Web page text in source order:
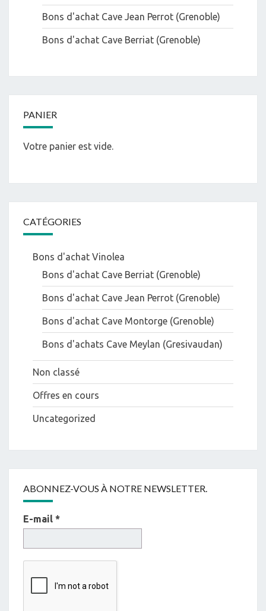
Bons d'achat Cave Jean Perrot (Grenoble)
Bons d'achat Cave Berriat (Grenoble)
PANIER
Votre panier est vide.
CATÉGORIES
Bons d'achat Vinolea
Bons d'achat Cave Berriat (Grenoble)
Bons d'achat Cave Jean Perrot (Grenoble)
Bons d'achat Cave Montorge (Grenoble)
Bons d'achats Cave Meylan (Gresivaudan)
Non classé
Offres en cours
Uncategorized
ABONNEZ-VOUS À NOTRE NEWSLETTER.
E-mail *